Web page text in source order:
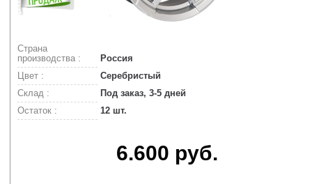
Страна
производства :
Россия
Цвет :
Серебристый
Склад :
Под заказ, 3-5 дней
Остаток :
12 шт.
6.600 руб.